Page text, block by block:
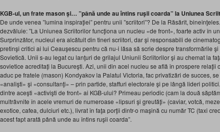
KGB-ul, un frate mason şi… ”până unde au întins ruşii coarda” la Uniunea
De unde venea ”lumina inspiraţiei” pentru unii ”scriitori”? De la Răsărit,
dezvăluie: ”La Uniunea Scriitorilor funcţiona un nucleu «de front», foarte activ în
Surprinzător, nucleul era alcătuit din tineri scriitori, dar şi responsabili de
pretinşi critici ai lui Ceauşescu pentru că nu-i lăsa să scrie despre transformările
Sovietică. Unii s-au legat cu lanţuri de grilajul Uniunii Scriitorilor şi au chemat la
sovietice acreditaţi la Bucureşti. Azi, unii din acel nucleu se află în prospere relaţii
aduc pe fratele (mason) Kondyakov la Palatul Victoria, fac privatizări de succes,
«analişti» şi «consultanţi» – prin partide, staffuri electorale şi pe lângă lideri
dintre aceşti «activişti de front» ai KGB-ului? Primeau periodic (cam la două
multrâvnite în acele vremuri de numeroase «lipsuri şi greutăţi» (caviar, votcă,
exotice, cafea, dulciuri etc.), livrat în faţa porţii dintr-o maşină cu număr TC (taxi
acest fapt arată până unde au întins ruşii coarda”.